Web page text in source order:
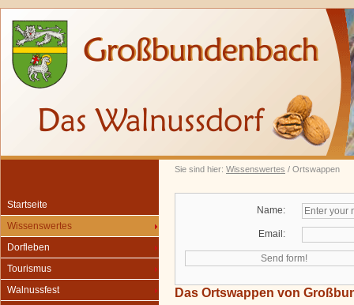
Sie sind hier: Wissenswertes / Ortswappen
Startseite
Wissenswertes
Dorfleben
Tourismus
Walnussfest
Name:
Email:
Das Ortswappen von